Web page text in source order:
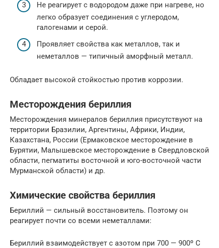
Не реагирует с водородом даже при нагреве, но
легко образует соединения с углеродом,
галогенами и серой.
Проявляет свойства как металлов, так и
неметаллов — типичный аморфный металл.
Обладает высокой стойкостью против коррозии.
Месторождения бериллия
Месторождения минералов бериллия присутствуют на
территории Бразилии, Аргентины, Африки, Индии,
Казахстана, России (Ермаковское месторождение в
Бурятии, Малышевское месторождение в Свердловской
области, пегматиты восточной и юго-восточной части
Мурманской области) и др.
Химические свойства бериллия
Бериллий — сильный восстановитель. Поэтому он
реагирует почти со всеми неметаллами:
Бериллий взаимодействует с азотом при 700 — 900º С